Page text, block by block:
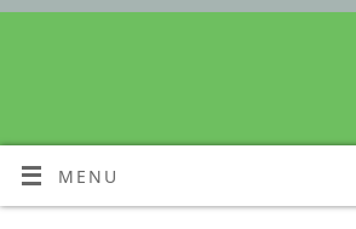
MENU